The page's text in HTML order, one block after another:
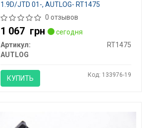
1.9D/JTD 01-, AUTLOG- RT1475
0 отзывов
1 067 грн
сегодня
Артикул:
RT1475
AUTLOG
КУПИТЬ Код: 133976-19